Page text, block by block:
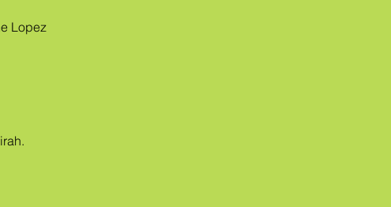
Lopez